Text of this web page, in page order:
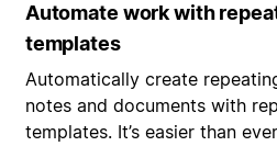
Automate work with
templates
Automatically create
notes and documents with
templates. It’s easier than